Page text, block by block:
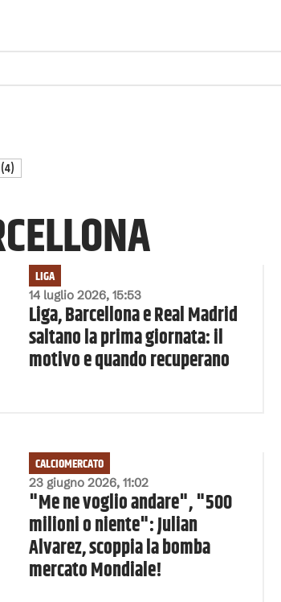
(4)
14 luglio 2026, 15:53
LIGA
Liga, Barcellona e Real Madrid
saltano la prima giornata: il
motivo e quando recuperano
23 giugno 2026, 11:02
CALCIOMERCATO
"Me ne voglio andare", "500
milioni o niente": Julian
Alvarez, scoppia la bomba
mercato Mondiale!